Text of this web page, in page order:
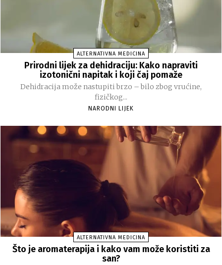
ALTERNATIVNA MEDICINA
Prirodni lijek za dehidraciju: Kako napraviti
izotonični napitak i koji čaj pomaže
Dehidracija može nastupiti brzo – bilo zbog vrućine,
fizičkog...
NARODNI LIJEK
ALTERNATIVNA MEDICINA
Što je aromaterapija i kako vam može koristiti za
san?